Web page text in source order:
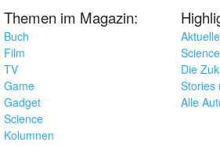
Themen im Magazin:
Buch
Film
TV
Game
Gadget
Science
Kolumnen
Die
Stories
Alle